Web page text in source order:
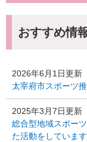
おすすめ情
2026年6月1日更新
太宰府市スポーツ
2025年3月7日更新
総合型地域スポー
た活動をしています